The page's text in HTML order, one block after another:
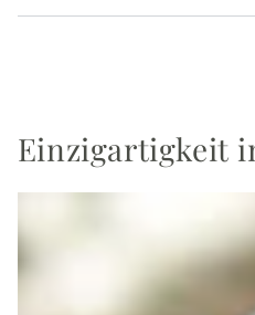
Einzigartigkeit